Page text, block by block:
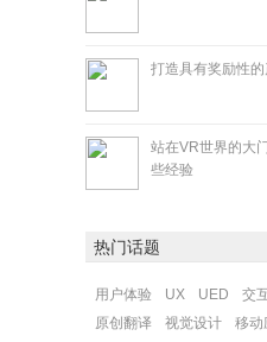
打造具有奖励性
站在VR世界的大
些经验
热门话题
用户体验 UX UED
交
原创翻译
视觉设计 移动